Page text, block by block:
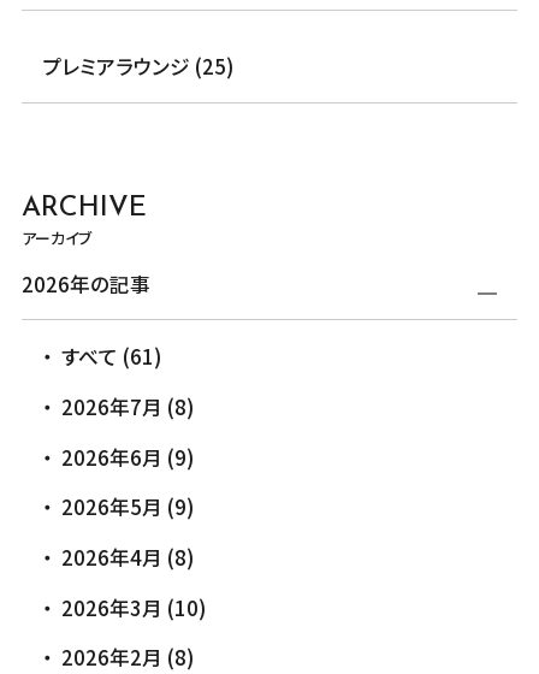
プレミアラウンジ (25)
ARCHIVE
アーカイブ
2026年の記事
すべて (61)
2026年7月 (8)
2026年6月 (9)
2026年5月 (9)
2026年4月 (8)
2026年3月 (10)
2026年2月 (8)